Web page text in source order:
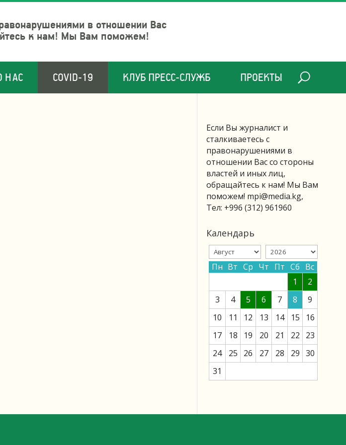
в отношении Вас
к нам! Мы Вам поможем!
НАС COVID-19 КЛУБ ПРЕСС-СЛУЖБ ПРОЕКТЫ
Если Вы журналист и
сталкиваетесь с
правонарушениями в
отношении Вас со стороны
властей и иных лиц,
обращайтесь к нам! Мы Вам
поможем! mpi@media.kg,
Тел: +996 (312) 961960
Календарь
Пн Вт Ср Чт Пт Сб Вс
1
2
3
4 5 6 7 8
9
10
11 12 13 14 15
16
17
18 19 20 21 22
23
24
25 26 27 28 29 30
31